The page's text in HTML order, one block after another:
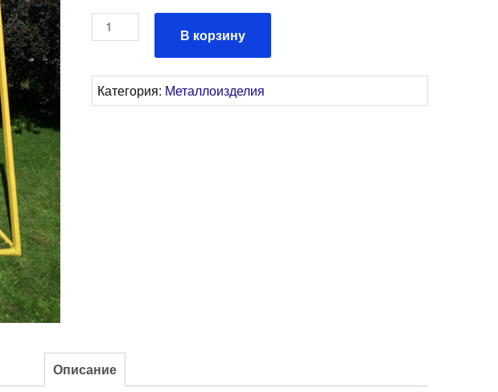
Количество
товара
В корзину
Категория: Металлоизделия
Описание